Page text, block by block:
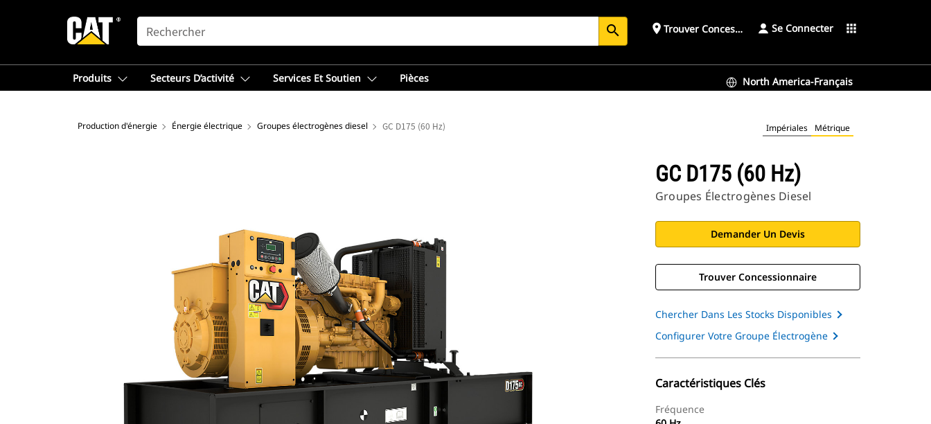
SEARCH search place Trouver ConcessionnaireSe Connecter apps
Produits Secteurs D’activité Services Et Soutien Pièces North America-Français
Production d'énergie Énergie électrique Groupes électrogènes diesel GC D175 (60 Hz) Impériales Métrique
GC D175 (60 Hz)
Groupes Électrogènes Diesel
Demander Un Devis
Trouver Concessionnaire
Chercher Dans Les Stocks Disponibles
Configurer Votre Groupe Électrogène
Caractéristiques Clés
Fréquence